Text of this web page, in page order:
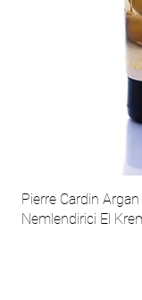
Pierre Cardin
Nemlendirici El